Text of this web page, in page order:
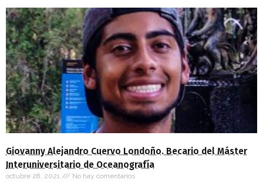
Giovanny Alejandro Cuervo Londoño. Becario del Máster
Interuniversitario de Oceanografía
octubre 28, 2021 No hay comentarios